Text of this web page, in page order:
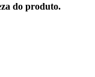
do produto.